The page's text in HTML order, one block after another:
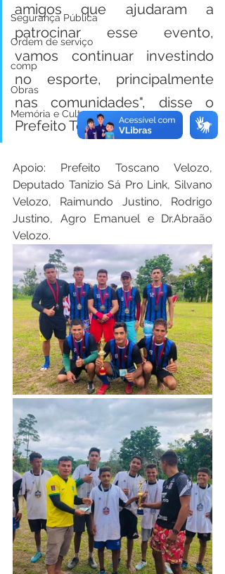
Segurança Pública
Ordem de serviço
comp
Obras
Memória e Cultura
amigos que ajudaram a
patrocinar esse evento,
vamos continuar investindo
no esporte, principalmente
nas comunidades", disse o
Prefeito Toscano.
Apoio: Prefeito Toscano Velozo,
Deputado Tanizio Sá Pro Link, Silvano
Velozo, Raimundo Justino, Rodrigo
Justino, Agro Emanuel e Dr.Abraão
Velozo.